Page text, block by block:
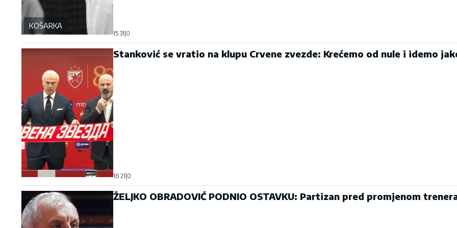
KOŠARKA
15:31 0
Stanković se vratio na klupu Crvene zvezde: Krećemo od nule i idemo
16:21 0
ŽELJKO OBRADOVIĆ PODNIO OSTAVKU: Partizan pred promjenom